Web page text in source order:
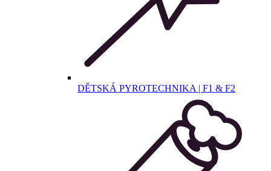
DĚTSKÁ PYROTECHNIKA | F1 & F2